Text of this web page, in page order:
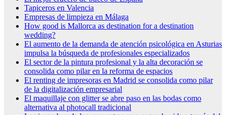
Tapiceros en Valencia
Empresas de limpieza en Málaga
How good is Mallorca as destination for a destination
wedding?
El aumento de la demanda de atención psicológica en Asturias
impulsa la búsqueda de profesionales especializados
El sector de la pintura profesional y la alta decoración se
consolida como pilar en la reforma de espacios
El renting de impresoras en Madrid se consolida como pilar
de la digitalización empresarial
El maquillaje con glitter se abre paso en las bodas como
alternativa al photocall tradicional